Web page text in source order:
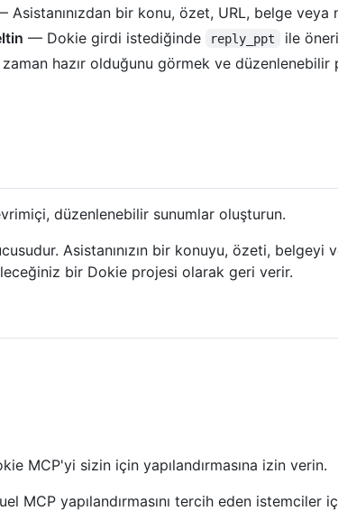
Asistanınızdan bir konu, özet, URL, belge veya
— Dokie girdi istediğinde reply_ppt
ile
hazır olduğunu görmek ve düzenlenebilir
düzenlenebilir sunumlar oluşturun.
Asistanınızın bir konuyu, özeti,
bir Dokie projesi olarak geri verir.
MCP'yi sizin için yapılandırmasına izin verin.
MCP yapılandırmasını tercih eden